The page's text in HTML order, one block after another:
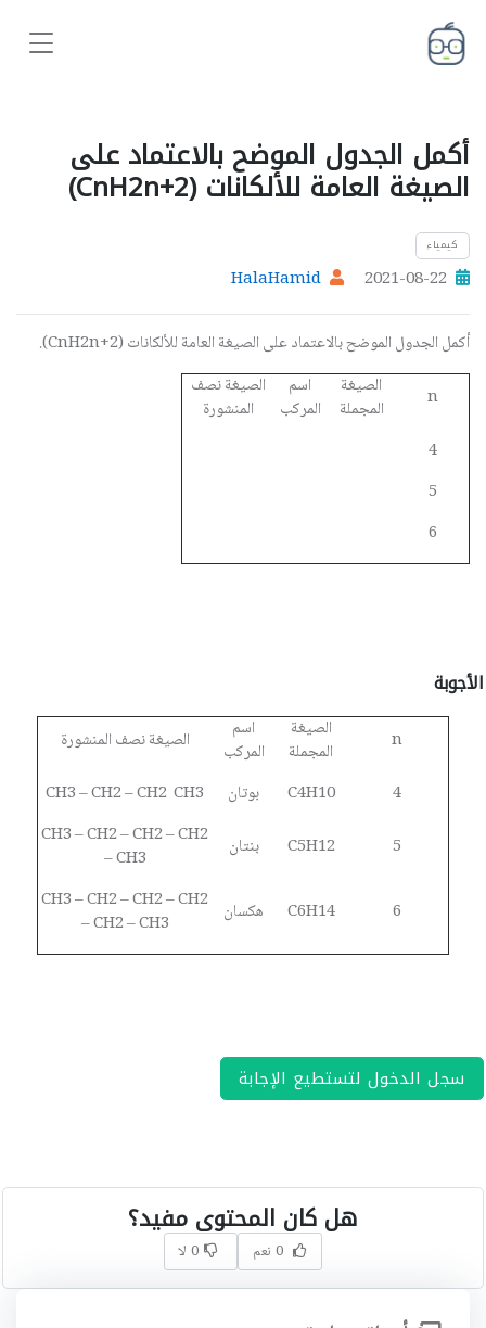
أكمل الجدول الموضح بالاعتماد على
الصيغة العامة للألكانات (CnH2n+2)
كيمياء
2021-08-22
HalaHamid
أكمل الجدول الموضح بالاعتماد على الصيغة العامة للألكانات (CnH2n+2).
n
الصيغة
المجملة
اسم
المركب
الصيغة نصف
المنشورة
4
5
6
الأجوبة
n
الصيغة
المجملة
اسم
المركب
الصيغة نصف المنشورة
4
C4H10 بوتان
CH3 – CH2 – CH2 CH3
5
C5H12 بنتان
CH3 – CH2 – CH2 – CH2
– CH3
6
C6H14 هكسان
CH3 – CH2 – CH2 – CH2
– CH2 – CH3
سجل الدخول لتستطيع الإجابة
هل كان المحتوى مفيد؟
0 نعم 0 لا